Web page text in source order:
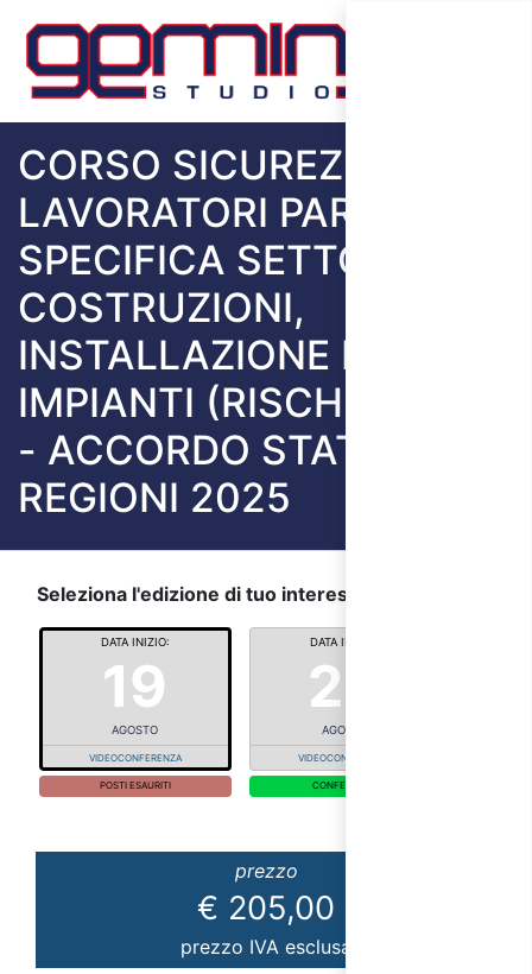
CORSO SICUREZZA
LAVORATORI PARTE
SPECIFICA SETTORE
COSTRUZIONI,
INSTALLAZIONE DI
IMPIANTI (RISCHIO ALTO)
- ACCORDO STATO
REGIONI 2025